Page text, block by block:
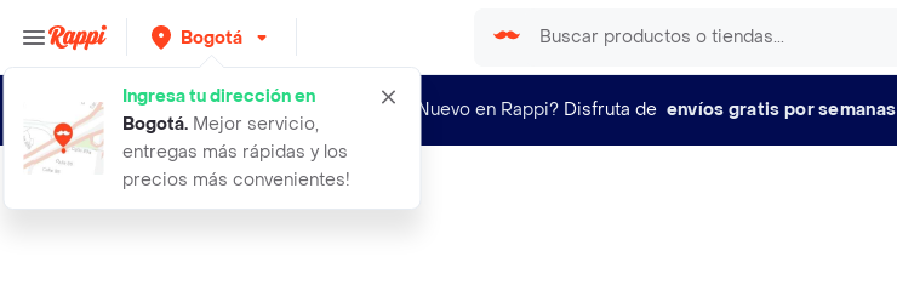
Bogotá
Ingresa tu dirección en
Bogotá. Mejor servicio,
entregas más rápidas y los
precios más convenientes!
¿Nuevo en Rappi? Disfruta de envíos gratis por semanas
exito enjuague